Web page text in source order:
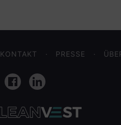
KONTAKT PRESSE
FacebookLinkedIn